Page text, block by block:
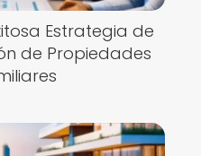
Estrategia de
de Propiedades